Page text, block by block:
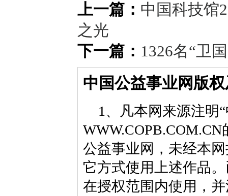
上一篇： 中国科技馆
之光
下一篇： 1326名“卫
中国公益事业网版
1、凡本网来源注明
公益事业网，未经本
它方式使用上述作品
在授权范围内使用，